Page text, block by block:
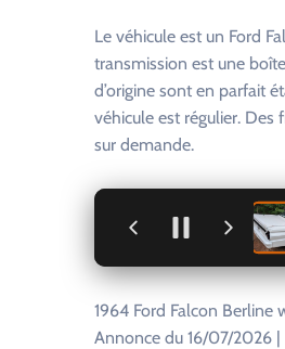
Le véhicule est un Ford
transmission est une
d’origine sont en parfait
véhicule est régulier. Des
sur demande.
1964 Ford Falcon Berline
Annonce du 16/07/2026